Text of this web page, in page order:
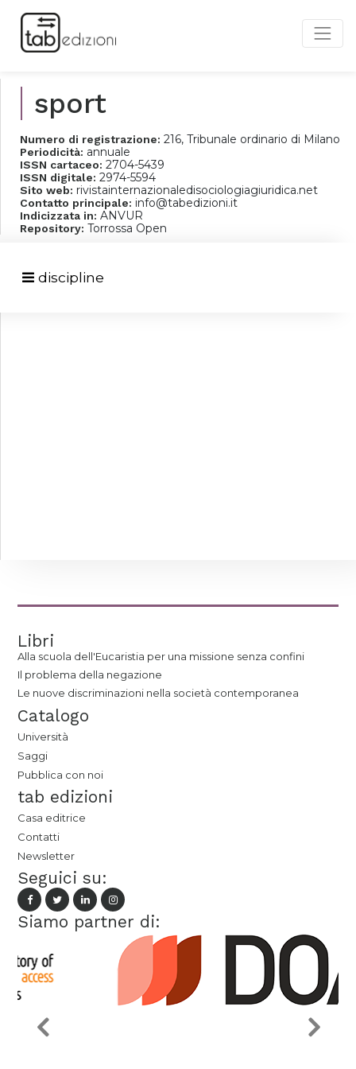
sport
Numero di registrazione: 216, Tribunale ordinario di Milano
Periodicità: annuale
ISSN cartaceo: 2704-5439
ISSN digitale: 2974-5594
Sito web: rivistainternazionaledisociologiagiuridica.net
Contatto principale: info@tabedizioni.it
Indicizzata in: ANVUR
Repository: Torrossa Open
discipline
Libri
Alla scuola dell'Eucaristia per una missione senza confini
Il problema della negazione
Le nuove discriminazioni nella società contemporanea
Catalogo
Università
Saggi
Pubblica con noi
tab edizioni
Casa editrice
Contatti
Newsletter
Seguici su:
Siamo partner di: